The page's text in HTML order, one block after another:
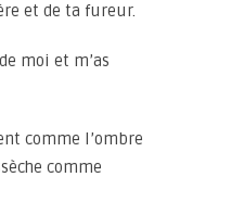
et de ta fureur.
moi et m’as
comme l’ombre
comme